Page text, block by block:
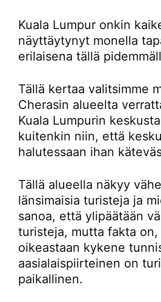
Kuala Lumpur onkin
näyttäytynyt monella
erilaisena tällä
Tällä kertaa valitsimme
Cherasin alueelta
Kuala Lumpurin
kuitenkin niin, että
halutessaan ihan
Tällä alueella näkyy
länsimaisia turisteja ja
sanoa, että ylipäätään
turisteja, mutta fakta
oikeastaan kykene
aasialaispiirteinen on
paikallinen.